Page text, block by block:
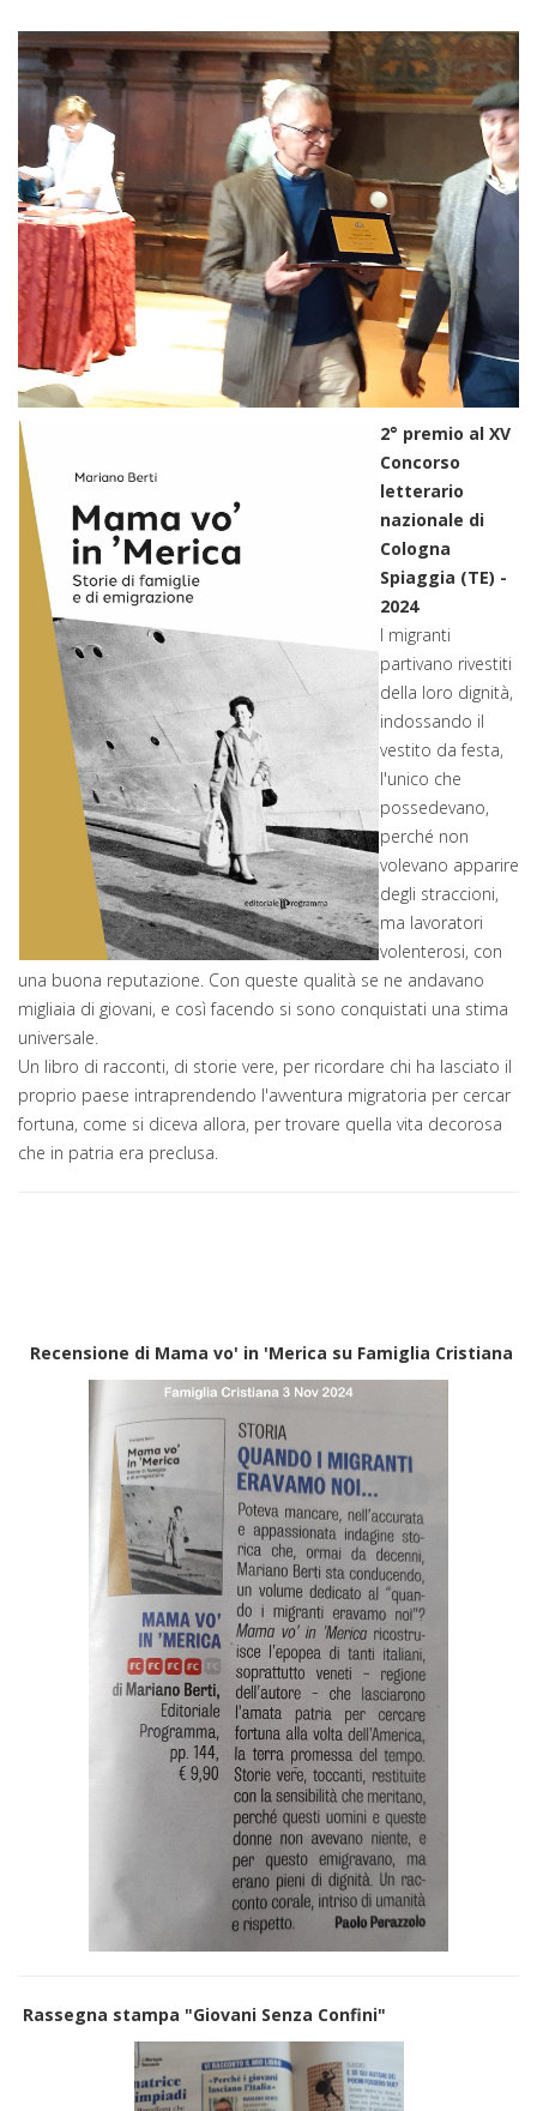
2° premio al XV
Concorso
letterario
nazionale di
Cologna
Spiaggia (TE) -
2024
I migranti
partivano rivestiti
della loro dignità,
indossando il
vestito da festa,
l'unico che
possedevano,
perché non
volevano apparire
degli straccioni,
ma lavoratori
volenterosi, con
una buona reputazione. Con queste qualità se ne andavano
migliaia di giovani, e così facendo si sono conquistati una stima
universale.
Un libro di racconti, di storie vere, per ricordare chi ha lasciato il
proprio paese intraprendendo l'avventura migratoria per cercar
fortuna, come si diceva allora, per trovare quella vita decorosa
che in patria era preclusa.
Recensione di Mama vo' in 'Merica su Famiglia Cristiana
Rassegna stampa "Giovani Senza Confini"